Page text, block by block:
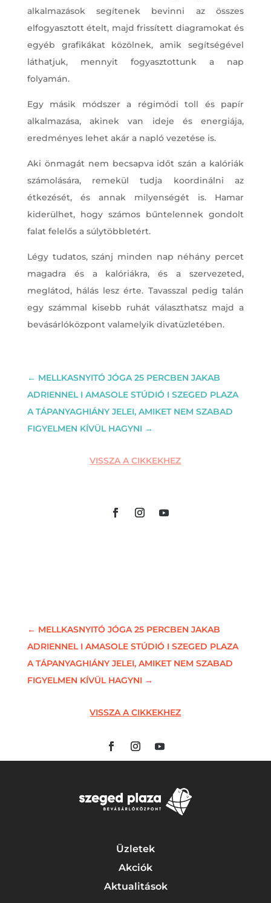
alkalmazások segítenek bevinni az összes
elfogyasztott ételt, majd frissített diagramokat és
egyéb grafikákat közölnek, amik segítségével
láthatjuk, mennyit fogyasztottunk a nap
folyamán.
Egy másik módszer a régimódi toll és papír
alkalmazása, akinek van ideje és energiája,
eredményes lehet akár a napló vezetése is.
Aki önmagát nem becsapva időt szán a kalóriák
számolására, remekül tudja koordinálni az
étkezését, és annak milyenségét is. Hamar
kiderülhet, hogy számos bűntelennek gondolt
falat felelős a súlytöbbletért.
Légy tudatos, szánj minden nap néhány percet
magadra és a kalóriákra, és a szervezeted,
meglátod, hálás lesz érte. Tavasszal pedig talán
egy számmal kisebb ruhát választhatsz majd a
bevásárlóközpont valamelyik divatüzletében.
← MELLKASNYITÓ JÓGA 25 PERCBEN JAKAB
ADRIENNEL I AMASOLE STÚDIÓ I SZEGED PLAZA
A TÁPANYAGHIÁNY JELEI, AMIKET NEM SZABAD
FIGYELMEN KÍVÜL HAGYNI→
VISSZA A CIKKEKHEZ
← MELLKASNYITÓ JÓGA 25 PERCBEN JAKAB
ADRIENNEL I AMASOLE STÚDIÓ I SZEGED PLAZA
A TÁPANYAGHIÁNY JELEI, AMIKET NEM SZABAD
FIGYELMEN KÍVÜL HAGYNI→
VISSZA A CIKKEKHEZ
Üzletek
Akciók
Aktualitások